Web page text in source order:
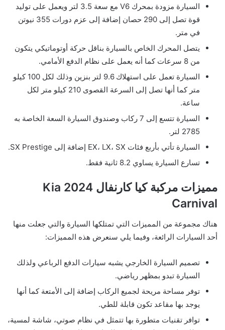
السيارة مزودة بمحرك V6 مع سعة 3.5 لتر ويعمل على توليد
قوة تصل إلى 290 حصان إضافة إلى عزم دورات 355 نيوتن
في متر.
يتصل المحرك الخاص بالسيارة بناقل حركة أوتوماتيكي يتكون
من 8 سرعات كما أنه يعمل على نظام الدفع الأمامي.
السيارة تعمل على استهلاك 9.6 لتر بنزين وذلك لكل 100 كيلو
متر كما أنها تصل إلى السرعة القصوى 210 كيلو متر لكل
ساعة.
السيارة تتسع إلى 7 ركاب وصندوق السيارة السعة الخاصة به
2785 لتر.
السيارة تأتي بأربع فئات EX، LX، SX إضافة إلى SX Prestige.
تسارع السيارة يساوي 8.2 ثانية فقط.
مميزات مركبة كيا كارنفال 2024 Kia
Carnival
هناك مجموعة من المميزات التي تمتلكها السيارة والتي جعلت منها
أحد السيارات الرائعة، وفيما يلي سنعرض هذه المميزات:
تصميم السيارة الخارجي يشبه سيارات الدفع الرباعي ولذلك
السيارة تبدو بمظهر رياضي.
توفر مساحة مريحة لجميع الركاب إضافة إلى الأمتعة كما أنها
يوجد بها مقاعد تكون قابلة للطي.
توافر تقنيات متطورة بها تتمثل في نظام صوتي، شاشة لمسية،